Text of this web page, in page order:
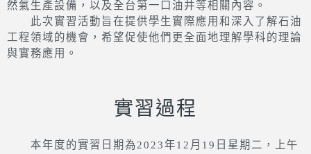
然氣生產設備，以及全台第一口油井等相關內容。
此次實習活動旨在提供學生實際應用和深入了解石油
工程領域的機會，希望促使他們更全面地理解學科的理論
與實務應用。
實習過程
本年度的實習日期為2023年12月19日星期二，上午